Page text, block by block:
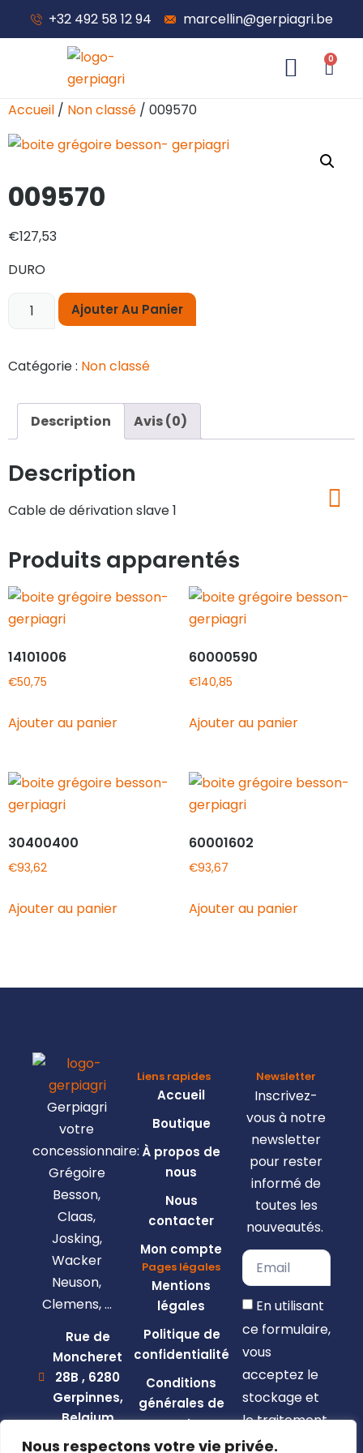
Nous respectons votre vie privée.
+32 492 58 12 94 marcellin@gerpiagri.be
0
Accueil / Non classé / 009570
009570
€127,53
DURO
Ajouter Au Panier
Catégorie : Non classé
Description Avis (0)
Description
Cable de dérivation slave 1
Produits apparentés
14101006
€50,75
Ajouter au panier
60000590
€140,85
Ajouter au panier
30400400
€93,62
Ajouter au panier
60001602
€93,67
Ajouter au panier
Gerpiagri
votre
concessionnaire:
Grégoire
Besson,
Claas,
Josking,
Wacker
Neuson,
Clemens, …
Rue de
Moncheret
28B , 6280
Gerpinnes,
Belgium
+32 492
Liens rapides
Accueil
Boutique
À propos de
nous
Nous
contacter
Mon compte
Pages légales
Mentions
légales
Politique de
confidentialité
Conditions
générales de
vente
Newsletter
Inscrivez-
vous à notre
newsletter
pour rester
informé de
toutes les
nouveautés.
En utilisant
ce formulaire,
vous
acceptez le
stockage et
le traitement
de vos